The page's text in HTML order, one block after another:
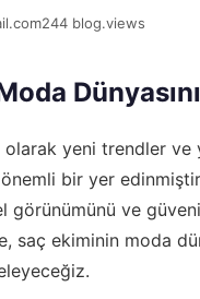
244 blog.views
olarak yeni trendler
bir yer
görünümünü ve
saç ekiminin moda